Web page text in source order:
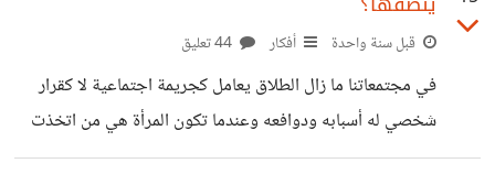
تفعله بطولة ولا دراما بل كان امتدادًا لما يفعله كثيرين من حولنا
أولئك الذين يضعون أنفسهم في المرتبة الأخيرة فبر الوالدين
ليس محل نقاش لكن البر لا يعني أن نحرق
قبل سنة واحدة أفكار
في مجتمعاتنا ما زال الطلاق يعامل كجريمة اجتماعية لا كقرار
شخصي له أسبابه ودوافعه وعندما تكون المرأة هي من اتخذت
القرار تبدأ موجة الأحكام القاسية كأنها خرجت عن الصف أو